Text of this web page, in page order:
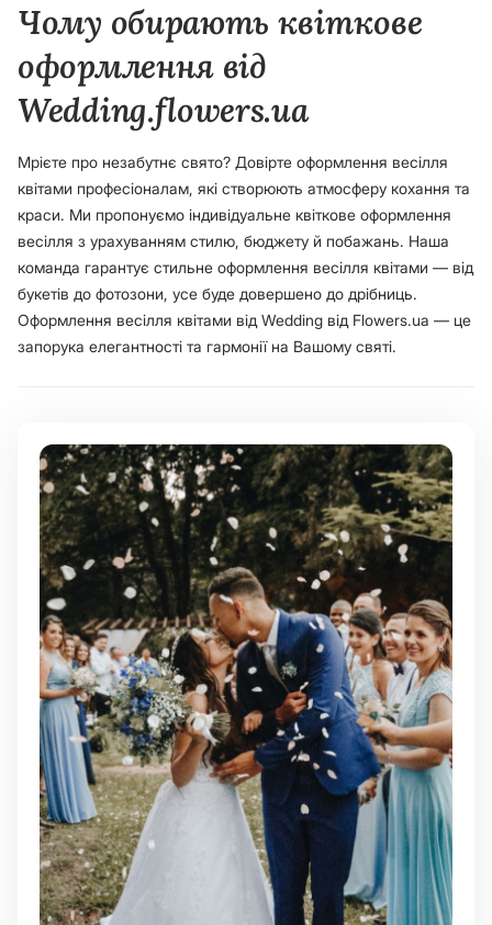
Чому обирають квіткове
оформлення від
Wedding.flowers.ua
Мрієте про незабутнє свято? Довірте оформлення весілля
квітами професіоналам, які створюють атмосферу кохання та
краси. Ми пропонуємо індивідуальне квіткове оформлення
весілля з урахуванням стилю, бюджету й побажань. Наша
команда гарантує стильне оформлення весілля квітами — від
букетів до фотозони, усе буде довершено до дрібниць.
Оформлення весілля квітами від Wedding від Flowers.ua — це
запорука елегантності та гармонії на Вашому святі.